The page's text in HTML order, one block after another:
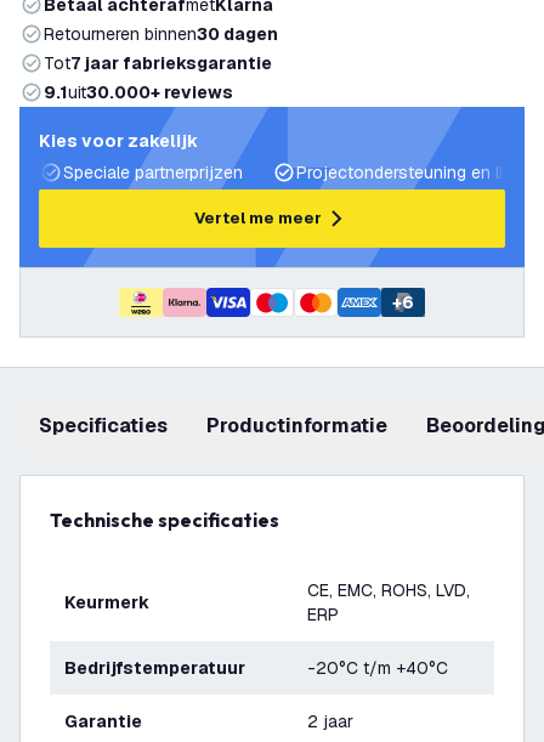
Betaal achterafmetKlarna
Retourneren binnen30 dagen
Tot7 jaar fabrieksgarantie
9.1uit30.000+ reviews
Kies voor zakelijk
Speciale partnerprijzen
Projectondersteuning en
Vertel me meer
+6
Specificaties productinformatie
Technische specificaties
Keurmerk
CE, EMC, ROHS, LVD,
ERP
Bedrijfstemperatuur -20°C t/m +40°C
Garantie 2 jaar